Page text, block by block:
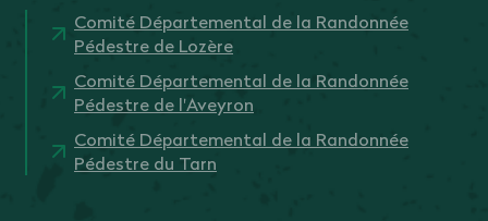
Comité Départemental de la Randonnée
Pédestre de Lozère
Comité Départemental de la Randonnée
Pédestre de l'Aveyron
Comité Départemental de la Randonnée
Pédestre du Tarn